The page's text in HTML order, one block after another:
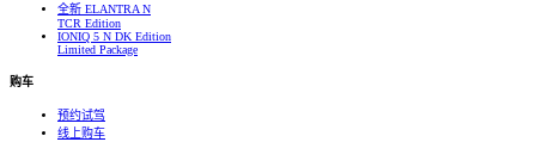
全新 ELANTRA N
TCR Edition
IONIQ 5 N DK Edition
Limited Package
购车
预约试驾
线上购车